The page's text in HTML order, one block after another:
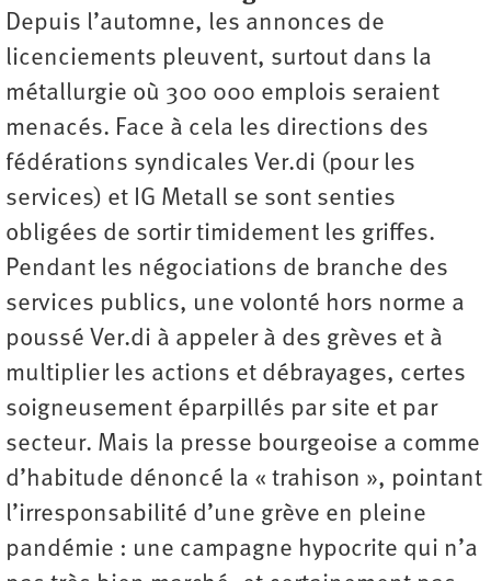
Depuis l’automne, les annonces de
licenciements pleuvent, surtout dans la
métallurgie où 300 000 emplois seraient
menacés. Face à cela les directions des
fédérations syndicales Ver.di (pour les
services) et IG Metall se sont senties
obligées de sortir timidement les griffes.
Pendant les négociations de branche des
services publics, une volonté hors norme a
poussé Ver.di à appeler à des grèves et à
multiplier les actions et débrayages, certes
soigneusement éparpillés par site et par
secteur. Mais la presse bourgeoise a comme
d’habitude dénoncé la « trahison », pointant
l’irresponsabilité d’une grève en pleine
pandémie : une campagne hypocrite qui n’a